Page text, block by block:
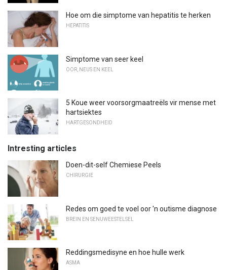
Hoe om die simptome van hepatitis te herken
HEPATITIS
Simptome van seer keel
OOR, NEUS EN KEEL
5 Koue weer voorsorgmaatreëls vir mense met
hartsiektes
HARTGESONDHEID
Intresting articles
Doen-dit-self Chemiese Peels
CHIRURGIE
Redes om goed te voel oor 'n outisme diagnose
BREIN EN SENUWEESTELSEL
Reddingsmedisyne en hoe hulle werk
ASMA